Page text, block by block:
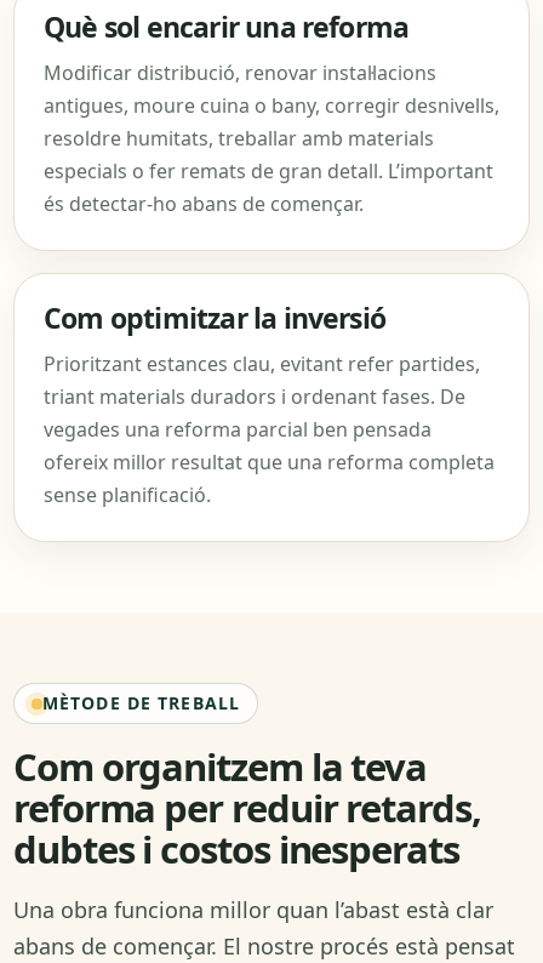
Què sol encarir una reforma
Modificar distribució, renovar instal·lacions
antigues, moure cuina o bany, corregir desnivells,
resoldre humitats, treballar amb materials
especials o fer remats de gran detall. L’important
és detectar-ho abans de començar.
Com optimitzar la inversió
Prioritzant estances clau, evitant refer partides,
triant materials duradors i ordenant fases. De
vegades una reforma parcial ben pensada
ofereix millor resultat que una reforma completa
sense planificació.
MÈTODE DE TREBALL
Com organitzem la teva
reforma per reduir retards,
dubtes i costos inesperats
Una obra funciona millor quan l’abast està clar
abans de començar. El nostre procés està pensat